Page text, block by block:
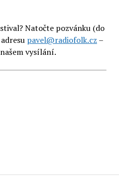
Natočte pozvánku (do
pavel@radiofolk.cz –
vysílání.